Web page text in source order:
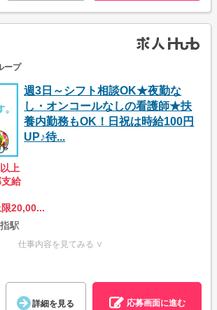
ープ
週3日～シフト相談OK★夜勤な
し・オンコールなしの看護師★扶
養内勤務もOK！日祝は時給100円
UP♪待...
上
給
20,00...
駅
仕事内容を見てみる ∨
詳細を見る 応募画面に進む